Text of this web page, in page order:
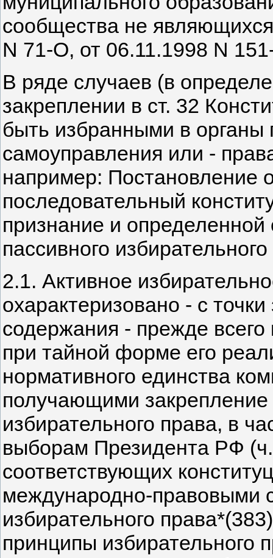
сообщества не
N 71-О, от 06.11.1998 N
В ряде случаев (в
закреплении в ст. 32
быть избранными в органы
самоуправления или -
например: Постановление
последовательный
признание и определенной
пассивного
2.1. Активное
охарактеризовано - с
содержания - прежде
при тайной форме его
нормативного единства
получающими
избирательного права, в
выборам Президента РФ
соответствующих
международно-правовыми
избирательного
принципы избирательного